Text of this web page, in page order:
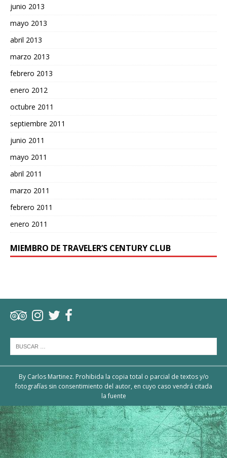
junio 2013
mayo 2013
abril 2013
marzo 2013
febrero 2013
enero 2012
octubre 2011
septiembre 2011
junio 2011
mayo 2011
abril 2011
marzo 2011
febrero 2011
enero 2011
MIEMBRO DE TRAVELER’S CENTURY CLUB
By Carlos Martinez. Prohibida la copia total o parcial de textos y/o
fotografías sin consentimiento del autor, en cuyo caso vendrá citada
la fuente